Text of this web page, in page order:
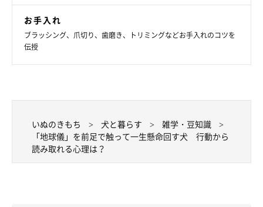
飼い主さん：
「あずきは、キッチンの後ろにワンコのオヤツコーナーがあるの
を知っています。私が洗い物とかをしようとキッチンに行くと、
あずきは寝ていてもムクッと起きて横で待っていて…そのような
回すものはオヤツが出てくる仕様だと信じて疑わないイ
お手入れ
ブラッシング、爪切り、歯磨き、トリミングなどお手入れのコツを
伝授
いぬのきもち 犬と暮らす
雑学・豆知識
「地球儀」を前足で触って一生懸命回す犬 行動から
読み取れる心理は？